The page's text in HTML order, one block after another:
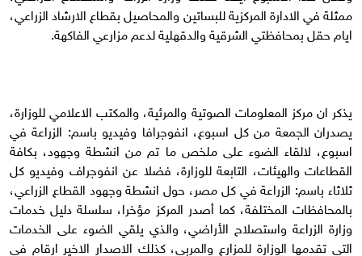
ممثلة في الادارة المركزية للبساتين والمحاصيل بقطاع الارشاد الزراعي،
ايام حقل بمحافظتي الشرقية والدقهلية لدعم مزارعي الفاكهة.
يذكر ان مركز المعلومات الصوتية والمرئية، والمكتب الاعلامي للوزارة،
يصدران الجمعة من كل اسبوع، انفوجرافا وفيديو باسم: الزراعة في
اسبوع، لالقاء الضوء على ملخص ما تم من انشطة وجهود، بكافة
القطاعات والهيئات، التابعة للوزارة، فضلا عن انفوجراف وفيديو كل
ثلاثاء باسم: الزراعة في كل مصر، حول انشطة وجهود القطاع الزراعي،
بالمحافظات المختلفة، كما أصدر المركز مؤخرا، سلسلة دليل خدمات
وزارة الزراعة واستصلاح الأراضي، والذي يلقي الضوء على الخدمات
التي تقدمها الوزارة للمزارع والمربي، كذلك الاصدار الاخير ارقام في